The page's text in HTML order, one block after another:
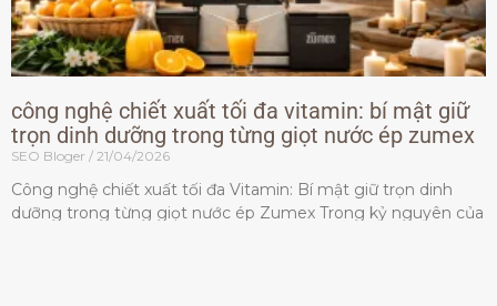
công nghệ chiết xuất tối đa vitamin: bí mật giữ
trọn dinh dưỡng trong từng giọt nước ép zumex
SEO Bloger 21/04/2026
Công nghệ chiết xuất tối đa Vitamin: Bí mật giữ trọn dinh
dưỡng trong từng giọt nước ép Zumex Trong kỷ nguyên của